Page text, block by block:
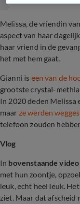
Melissa, de vriendin
aspect van haar
haar vriend in de
het met hem gaat.
Gianni is een van de
grootste crystal-
In 2020 deden Melissa
maar ze werden
telefoon zouden
Vlog
In bovenstaande video
met hun zoontje,
leuk, echt heel leuk.
ziet. Maar dat afscheid